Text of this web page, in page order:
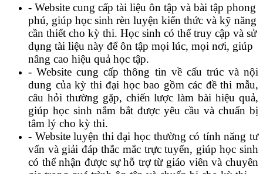
- Website cung cấp tài liệu ôn tập và bài tập phong
phú, giúp học sinh rèn luyện kiến thức và kỹ năng
cần thiết cho kỳ thi. Học sinh có thể truy cập và sử
dụng tài liệu này để ôn tập mọi lúc, mọi nơi, giúp
nâng cao hiệu quả học tập.
- Website cung cấp thông tin về cấu trúc và nội
dung của kỳ thi đại học bao gồm các đề thi mẫu,
câu hỏi thường gặp, chiến lược làm bài hiệu quả,
giúp học sinh nắm bắt được yêu cầu và chuẩn bị
tâm lý cho kỳ thi.
- Website luyện thi đại học thường có tính năng tư
vấn và giải đáp thắc mắc trực tuyến, giúp học sinh
có thể nhận được sự hỗ trợ từ giáo viên và chuyên